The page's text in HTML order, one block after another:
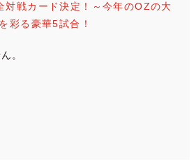
対戦カード決定！～今年のOZの大
彩る豪華5試合！
。